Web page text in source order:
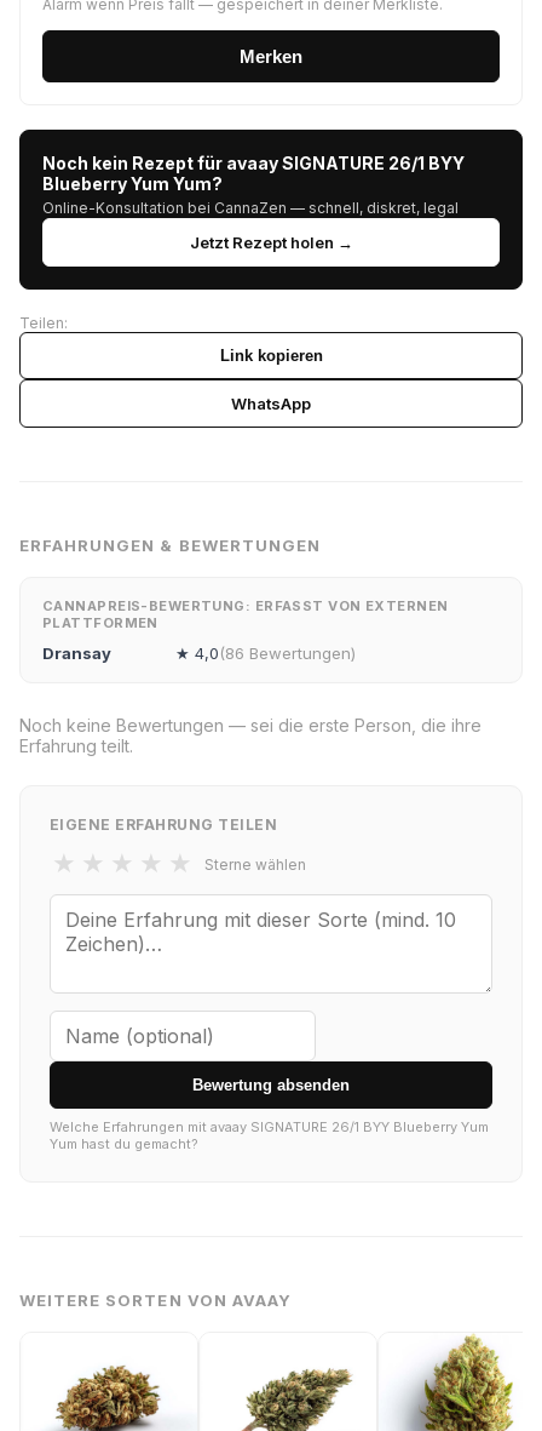
Alarm wenn Preis fällt — gespeichert in deiner Merkliste.
Merken
Noch kein Rezept für avaay SIGNATURE 26/1 BYY
Blueberry Yum Yum?
Online-Konsultation bei CannaZen — schnell, diskret, legal
Jetzt Rezept holen →
Teilen:
Link kopieren
WhatsApp
ERFAHRUNGEN & BEWERTUNGEN
CANNAPREIS-BEWERTUNG: ERFASST VON EXTERNEN
PLATTFORMEN
Dransay ★ 4,0(86 Bewertungen)
Noch keine Bewertungen — sei die erste Person, die ihre
Erfahrung teilt.
EIGENE ERFAHRUNG TEILEN
★ ★ ★ ★ ★ Sterne wählen
Bewertung absenden
Welche Erfahrungen mit avaay SIGNATURE 26/1 BYY Blueberry Yum
Yum hast du gemacht?
WEITERE SORTEN VON AVAAY